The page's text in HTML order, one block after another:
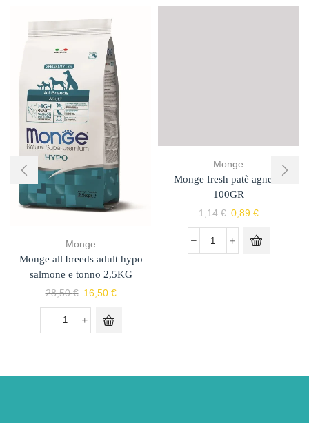
Monge
Monge all breeds adult hypo
salmone e tonno 2,5KG
28,50€ 16,50 €
Monge
Monge fresh patè agnello
100GR
1,14€ 0,89 €